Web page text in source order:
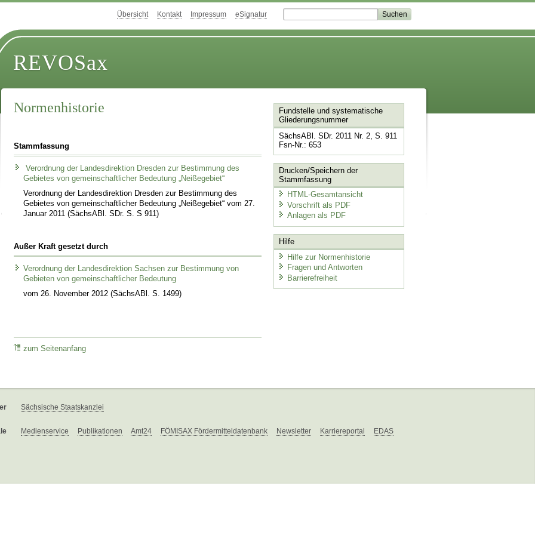
Übersicht Kontakt Impressum eSignatur
REVOSax
Normenhistorie
Stammfassung
Verordnung der Landesdirektion Dresden zur Bestimmung des
Gebietes von gemeinschaftlicher Bedeutung „Neißegebiet“
Verordnung der Landesdirektion Dresden zur Bestimmung des
Gebietes von gemeinschaftlicher Bedeutung „Neißegebiet“ vom 27.
Januar 2011 (SächsABl. SDr. S. S 911)
Außer Kraft gesetzt durch
Verordnung der Landesdirektion Sachsen zur Bestimmung von
Gebieten von gemeinschaftlicher Bedeutung
vom 26. November 2012 (SächsABl. S. 1499)
zum Seitenanfang
Fundstelle und systematische
Gliederungsnummer
SächsABl. SDr. 2011 Nr. 2, S. 911
Fsn-Nr.: 653
Drucken/Speichern der
Stammfassung
HTML-Gesamtansicht
Vorschrift als PDF
Anlagen als PDF
Hilfe
Hilfe zur Normenhistorie
Fragen und Antworten
Barrierefreiheit
Sächsische Staatskanzlei
Medienservice Publikationen Amt24 FÖMISAX Fördermitteldatenbank Newsletter Karriereportal EDAS